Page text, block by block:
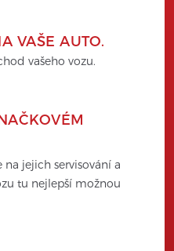
VAŠE AUTO.
vašeho vozu.
jejich servisování a
tu nejlepší možnou